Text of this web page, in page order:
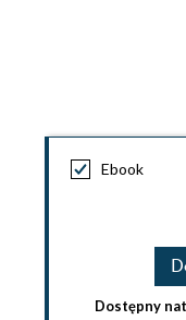
Ebook
Dostępny